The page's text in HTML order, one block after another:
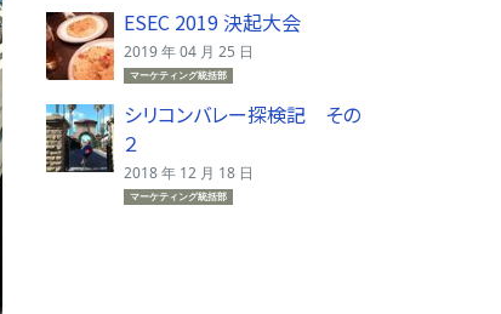
ESEC 2019 決起大会
2019 年 04 月 25 日
マーケティング統括部
シリコンバレー探検記 その
２
2018 年 12 月 18 日
マーケティング統括部